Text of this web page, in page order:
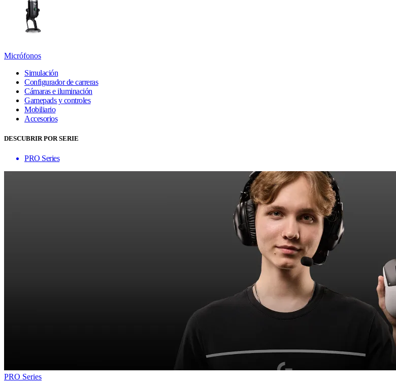
Micrófonos
Simulación
Configurador de carreras
Cámaras e iluminación
Gamepads y controles
Mobiliario
Accesorios
DESCUBRIR POR SERIE
PRO Series
PRO Series